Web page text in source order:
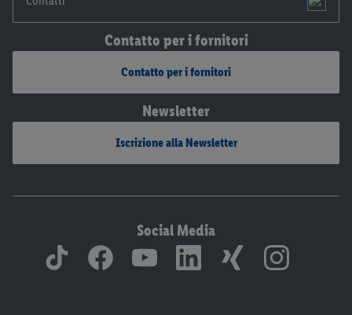
Contatto per i fornitori
Contatto per i fornitori
Newsletter
Iscrizione alla Newsletter
Social Media